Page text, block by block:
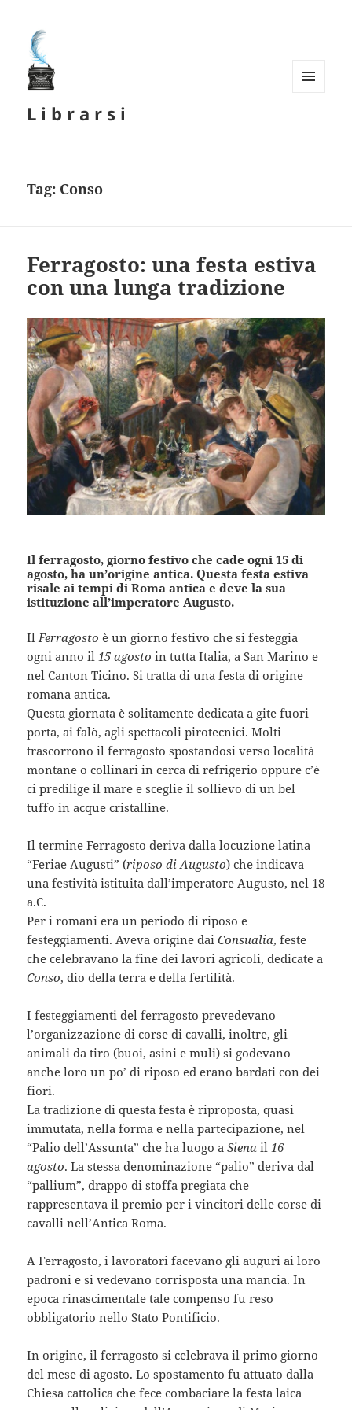
L i b r a r s i
Tag: Conso
Ferragosto: una festa estiva
con una lunga tradizione
Il ferragosto, giorno festivo che cade ogni 15 di
agosto, ha un’origine antica. Questa festa estiva
risale ai tempi di Roma antica e deve la sua
istituzione all’imperatore Augusto.
Il Ferragosto è un giorno festivo che si festeggia
ogni anno il 15 agosto in tutta Italia, a San Marino e
nel Canton Ticino. Si tratta di una festa di origine
romana antica.
Questa giornata è solitamente dedicata a gite fuori
porta, ai falò, agli spettacoli pirotecnici. Molti
trascorrono il ferragosto spostandosi verso località
montane o collinari in cerca di refrigerio oppure c’è
ci predilige il mare e sceglie il sollievo di un bel
tuffo in acque cristalline.
Il termine Ferragosto deriva dalla locuzione latina
“Feriae Augusti” (riposo di Augusto) che indicava
una festività istituita dall’imperatore Augusto, nel 18
a.C.
Per i romani era un periodo di riposo e
festeggiamenti. Aveva origine daiConsualia, feste
che celebravano la fine dei lavori agricoli, dedicate a
Conso, dio della terra e della fertilità.
I festeggiamenti del ferragosto prevedevano
l’organizzazione di corse di cavalli, inoltre, gli
animali da tiro (buoi, asini e muli) si godevano
anche loro un po’ di riposo ed erano bardati con dei
fiori.
La tradizione di questa festa è riproposta, quasi
immutata, nella forma e nella partecipazione, nel
“Palio dell’Assunta” che ha luogo aSiena il 16
agosto. La stessa denominazione “palio” deriva dal
“pallium”, drappo di stoffa pregiata che
rappresentava il premio per i vincitori delle corse di
cavalli nell’Antica Roma.
A Ferragosto, i lavoratori facevano gli auguri ai loro
padroni e si vedevano corrisposta una mancia. In
epoca rinascimentale tale compenso fu reso
obbligatorio nello Stato Pontificio.
In origine, il ferragosto si celebrava il primo giorno
del mese di agosto. Lo spostamento fu attuato dalla
Chiesa cattolica che fece combaciare la festa laica